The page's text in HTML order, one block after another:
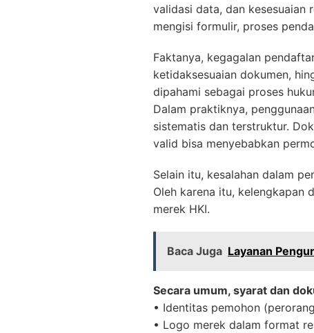
validasi data, dan kesesuaian
mengisi formulir, proses
Faktanya, kegagalan
ketidaksesuaian dokumen,
dipahami sebagai proses
Dalam praktiknya,
sistematis dan terstruktur.
valid bisa menyebabkan
Selain itu, kesalahan dalam
Oleh karena itu, kelengkapan
merek HKI.
Baca Juga Layanan
Secara umum, syarat dan
• Identitas pemohon
• Logo merek dalam format